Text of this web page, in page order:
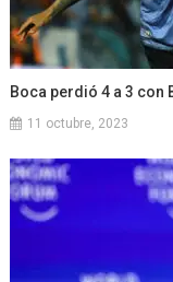
Boca perdió 4 a 3 con
11 octubre, 2023